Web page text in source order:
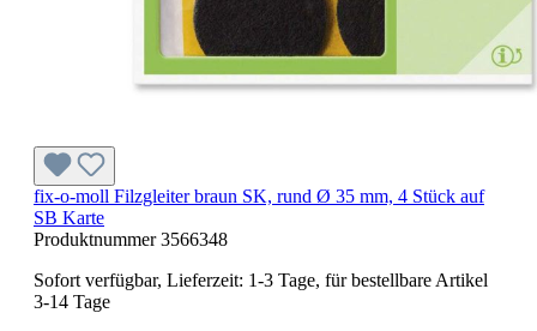
fix-o-moll Filzgleiter braun SK, rund Ø 35 mm, 4 Stück auf
SB Karte
Produktnummer3566348
Sofort verfügbar, Lieferzeit: 1-3 Tage, für bestellbare Artikel
3-14 Tage